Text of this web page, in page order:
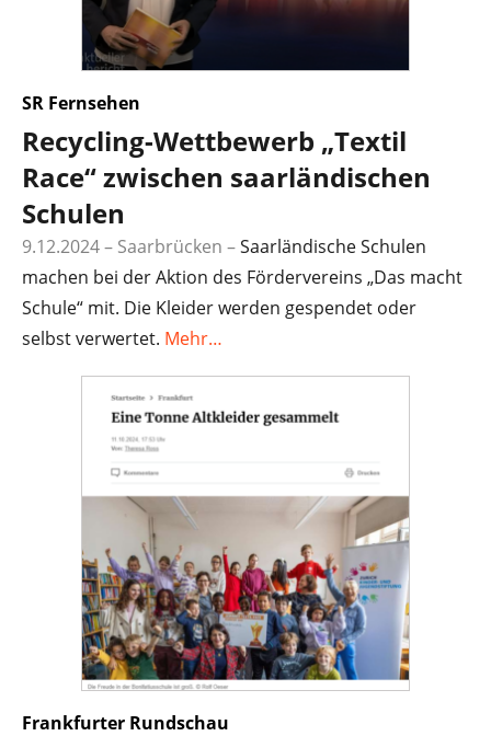
SR Fernsehen
Recycling-Wettbewerb „Textil
Race“ zwischen saarländischen
Schulen
9.12.2024 – Saarbrücken –Saarländische Schulen
machen bei der Aktion des Fördervereins „Das macht
Schule“ mit. Die Kleider werden gespendet oder
selbst verwertet. Mehr…
Frankfurter Rundschau